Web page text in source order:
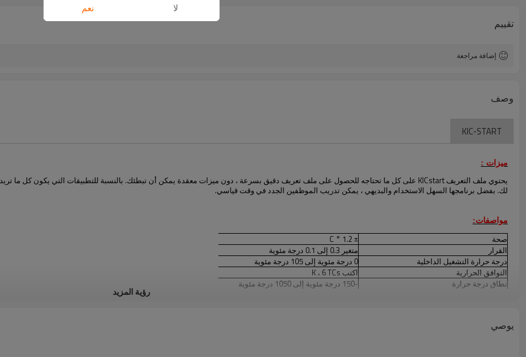
تقييم
إضافة مراجعة
وصف
KIC-START
ميزات :
لك. بفضل برنامجها السهل الاستخدام والبديهي ، يمكن تدريب الموظفين الجدد في وقت قياسي.
مواصفات:
صحة
± 1.2 ° C
القرار
متغير 0.3 إلى 0.1 درجة مئوية
درجة حرارة التشغيل الداخلية
0 درجة مئوية إلى 105 درجة مئوية
التوافق الحرارية
اكتب K ، 6 TCs
نطاق درجة حرارة
-150 درجة مئوية إلى 1050 درجة مئوية
الأبعاد
رؤية المزيد
يوصي
لا نعم